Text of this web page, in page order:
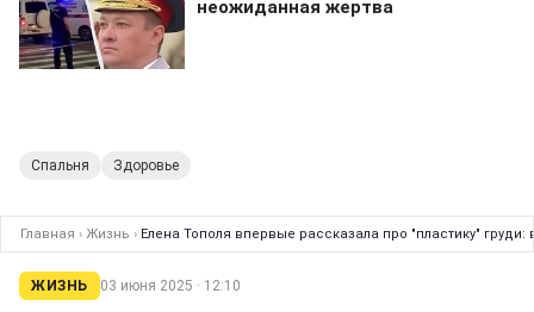
Спальня Здоровье
Главная › Жизнь › Елена Тополя впервые рассказала про "пластику"
ЖИЗНЬ 03 июня 2025 · 12:10